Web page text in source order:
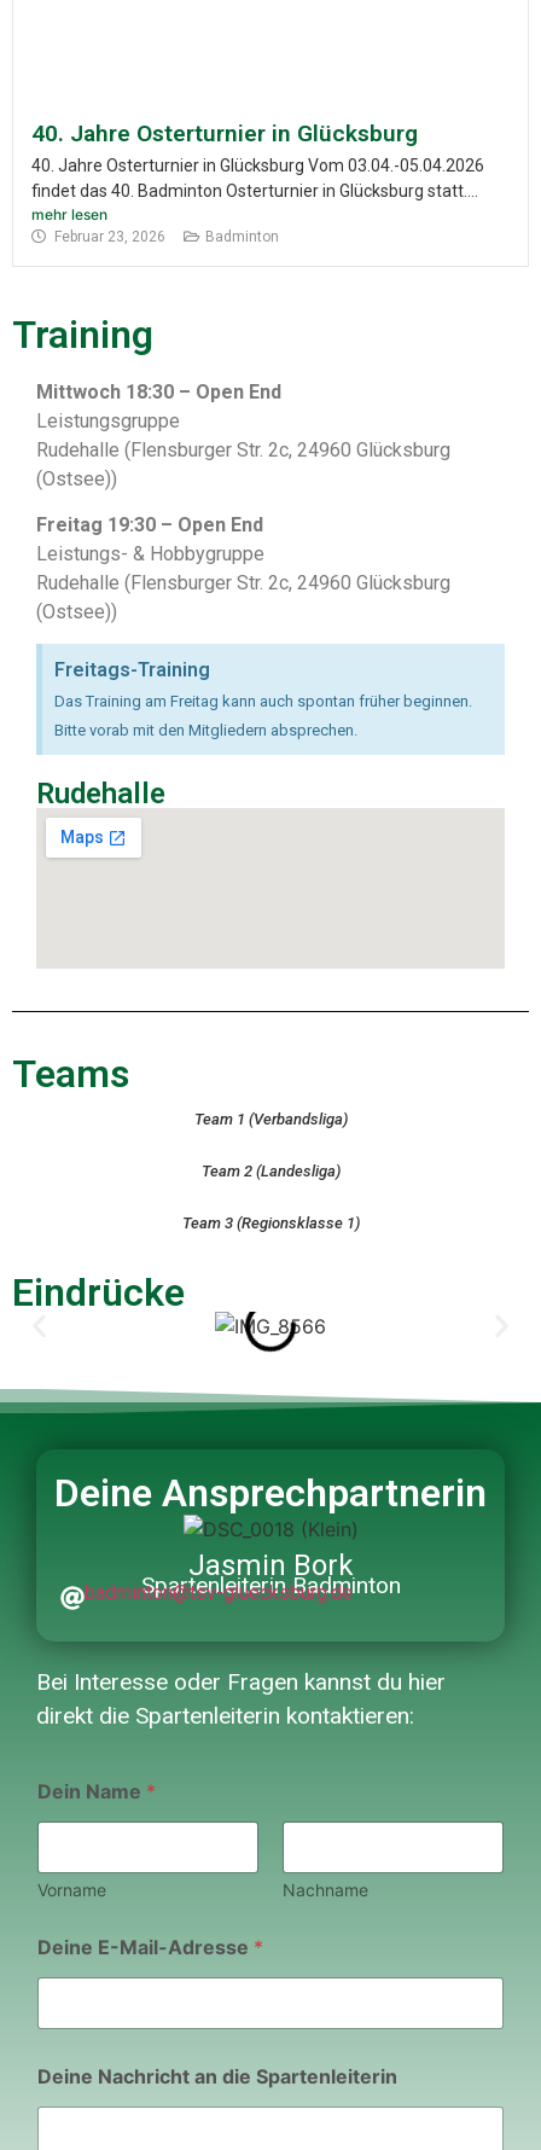
40. Jahre Osterturnier in Glücksburg
40. Jahre Osterturnier in Glücksburg Vom 03.04.-05.04.2026
findet das 40. Badminton Osterturnier in Glücksburg statt....
mehr lesen
Februar 23, 2026 Badminton
Training
Mittwoch 18:30 – Open End
Leistungsgruppe
Rudehalle (Flensburger Str. 2c, 24960 Glücksburg
(Ostsee))
Freitag 19:30 – Open End
Leistungs- & Hobbygruppe
Rudehalle (Flensburger Str. 2c, 24960 Glücksburg
(Ostsee))
Freitags-Training
Das Training am Freitag kann auch spontan früher beginnen.
Bitte vorab mit den Mitgliedern absprechen.
Rudehalle
Teams
Team 1 (Verbandsliga)
Team 2 (Landesliga)
Team 3 (Regionsklasse 1)
Eindrücke
Deine Ansprechpartnerin
Jasmin Bork
Spartenleiterin Badminton
badminton@tsv-gluecksburg.de
Bei Interesse oder Fragen kannst du hier
direkt die Spartenleiterin kontaktieren:
Dein Name *
Vorname Nachname
Deine E-Mail-Adresse *
i
e
Deine Nachricht an die Spartenleiterin